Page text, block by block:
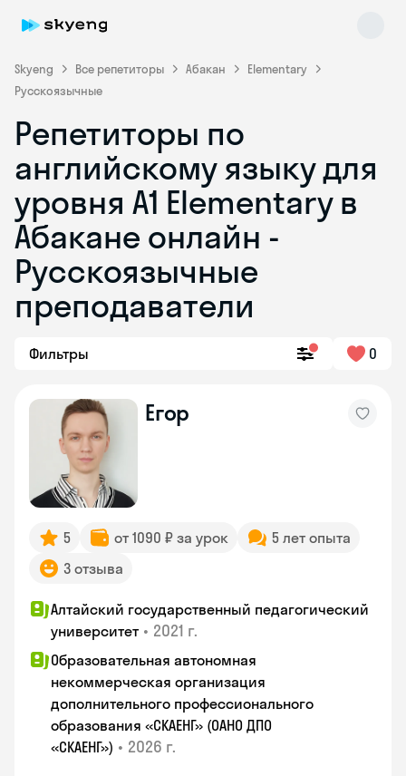
Skyeng Все репетиторы Абакан
Elementary
Русскоязычные
Репетиторы по
английскому языку для
уровня A1 Elementary в
Абакане онлайн -
Русскоязычные
преподаватели
Фильтры 0
Егор
5 от 1090 ₽ за урок
5 лет опыта
3 отзыва
Алтайский государственный педагогический
университет • 2021 г.
Образовательная автономная
некоммерческая организация
дополнительного профессионального
образования «СКАЕНГ» (ОАНО ДПО
«СКАЕНГ») • 2026 г.
Skyeng Chat